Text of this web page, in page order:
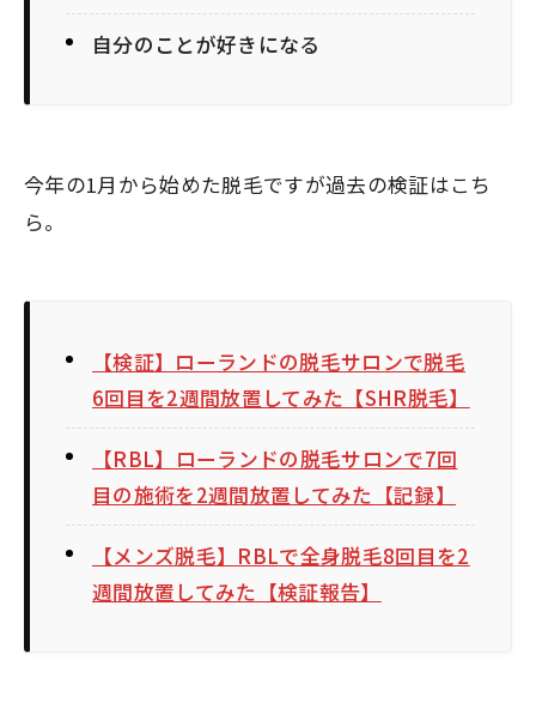
自分のことが好きになる
今年の1月から始めた脱毛ですが過去の検証はこち
ら。
【検証】ローランドの脱毛サロンで脱毛
6回目を2週間放置してみた【SHR脱毛】
【RBL】ローランドの脱毛サロンで7回
目の施術を2週間放置してみた【記録】
【メンズ脱毛】RBLで全身脱毛8回目を2
週間放置してみた【検証報告】